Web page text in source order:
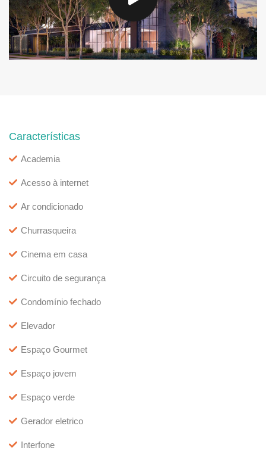
Características
Academia
Acesso à internet
Ar condicionado
Churrasqueira
Cinema em casa
Circuito de segurança
Condomínio fechado
Elevador
Espaço Gourmet
Espaço jovem
Espaço verde
Gerador eletrico
Interfone